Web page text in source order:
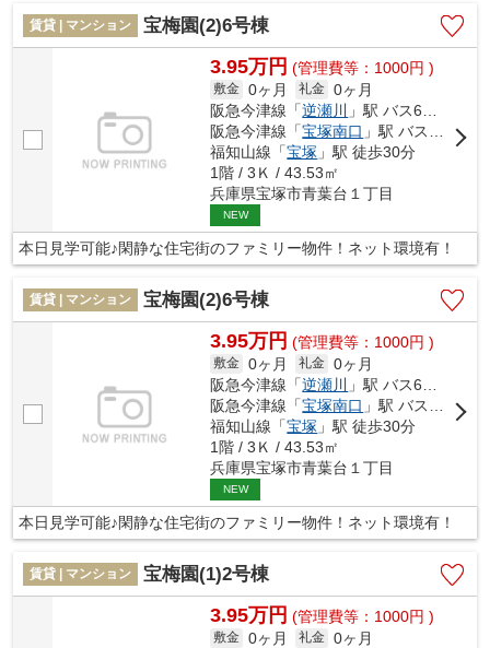
賃貸 | マンション 宝梅園(2)6号棟
3.95万円 (管理費等：1000円 )
敷金 0ヶ月 礼金 0ヶ月
阪急今津線「逆瀬川
」駅 バス6分 「宝松苑」 停歩2分
阪急今津線「宝塚南口 」駅 バス12分 「宝松苑」 停歩3分
福知山線「宝塚 」駅 徒歩30分
1階 / 3Ｋ / 43.53㎡
兵庫県宝塚市青葉台１丁目
NEW
本日見学可能♪閑静な住宅街のファミリー物件！ネット環境有！
賃貸 | マンション 宝梅園(2)6号棟
3.95万円 (管理費等：1000円 )
敷金 0ヶ月 礼金 0ヶ月
阪急今津線「逆瀬川
」駅 バス6分 「宝松苑」 停歩2分
阪急今津線「宝塚南口 」駅 バス12分 「宝松苑」 停歩3分
福知山線「宝塚 」駅 徒歩30分
1階 / 3Ｋ / 43.53㎡
兵庫県宝塚市青葉台１丁目
NEW
本日見学可能♪閑静な住宅街のファミリー物件！ネット環境有！
賃貸 | マンション 宝梅園(1)2号棟
3.95万円 (管理費等：1000円 )
敷金 0ヶ月 礼金 0ヶ月